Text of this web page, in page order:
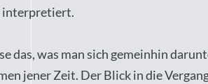
interpretiert.
das, was man sich gemeinhin
jener Zeit. Der Blick in die